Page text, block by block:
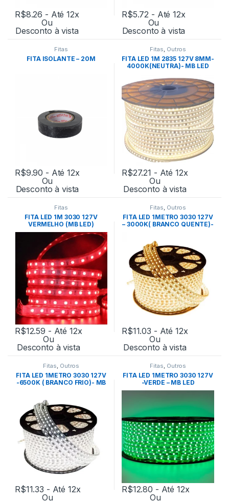
R$8.26 - Até 12x
Ou
Desconto à vista
R$5.72 - Até 12x
Ou
Desconto à vista
Fitas
FITA ISOLANTE – 20M
R$9.90 - Até 12x
Ou
Desconto à vista
Fitas, Outros
FITA LED 1M 2835 127V 8MM-
4000K(NEUTRA)- MB LED
R$27.21 - Até 12x
Ou
Desconto à vista
Fitas
FITA LED 1M 3030 127V
VERMELHO (MB LED)
R$12.59 - Até 12x
Ou
Desconto à vista
Fitas, Outros
FITA LED 1METRO 3030 127V
– 3000K( BRANCO QUENTE)-
R$11.03 - Até 12x
Ou
Desconto à vista
Fitas, Outros
FITA LED 1METRO 3030 127V
-6500K ( BRANCO FRIO)- MB
R$11.33 - Até 12x
Ou
Fitas, Outros
FITA LED 1METRO 3030 127V
-VERDE – MB LED
R$12.80 - Até 12x
Ou